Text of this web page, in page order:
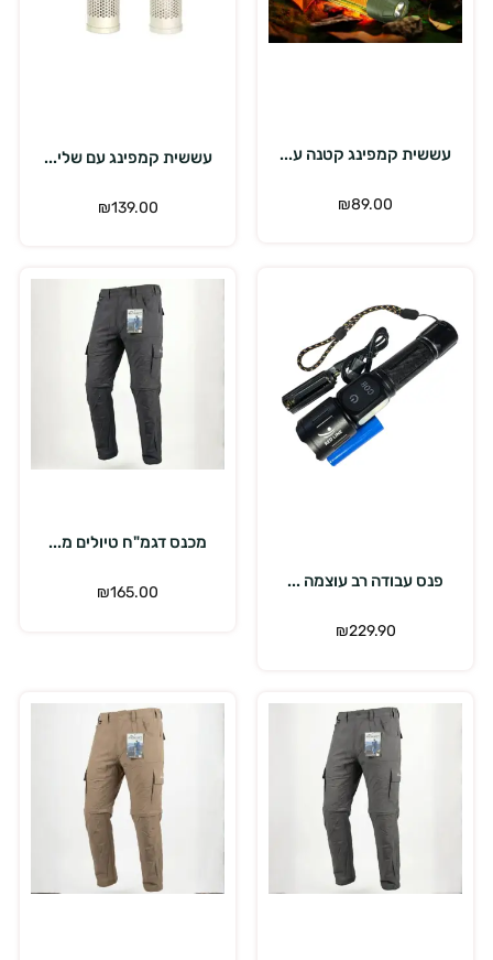
עששית קמפינג קטנה ע...
₪89.00
עששית קמפינג עם שלי...
₪139.00
פנס עבודה רב עוצמה ...
₪229.90
מכנס דגמ"ח טיולים מ...
₪165.00